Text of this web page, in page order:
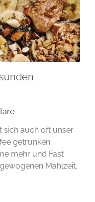
sich auch oft unser
getrunken,
mehr und Fast
Mahlzeit.